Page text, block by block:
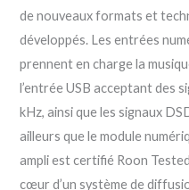
de nouveaux formats et
développés. Les entrées
prennent en charge la
l’entrée USB acceptant des
kHz, ainsi que les signaux
ailleurs que le module
ampli est certifié Roon
cœur d’un système de